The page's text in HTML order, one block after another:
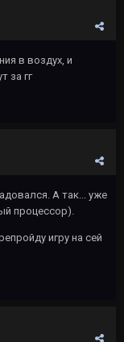
в воздух, и
за гг
А так... уже
процессор).
игру на сей